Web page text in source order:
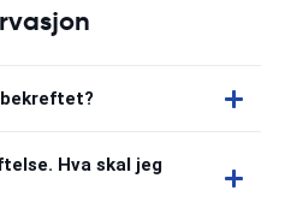
Hva skal jeg